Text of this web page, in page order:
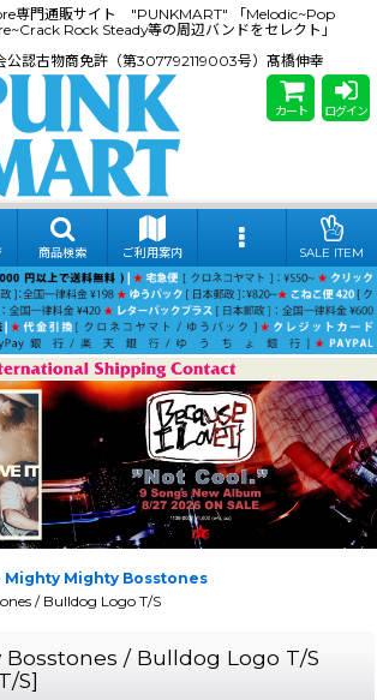
専門通販サイト "PUNKMART" 「Melodic~Pop
Rock Steady等の周辺バンドをセレクト」
公認古物商免許（第307792119003号）髙橋伸幸
カート ログイン
商品検索 ご利用案内 SALE ITEM
Mighty Mighty Bosstones
/ Bulldog Logo T/S
/ Bulldog Logo T/S
S]